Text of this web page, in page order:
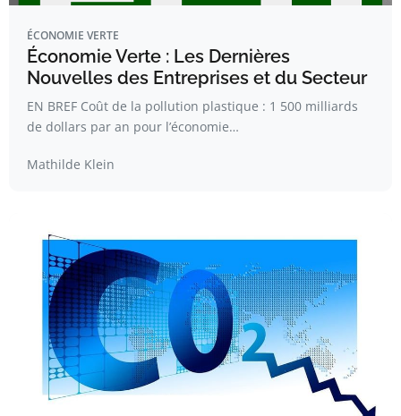
ÉCONOMIE VERTE
Économie Verte : Les Dernières
Nouvelles des Entreprises et du Secteur
EN BREF Coût de la pollution plastique : 1 500 milliards
de dollars par an pour l’économie…
Mathilde Klein